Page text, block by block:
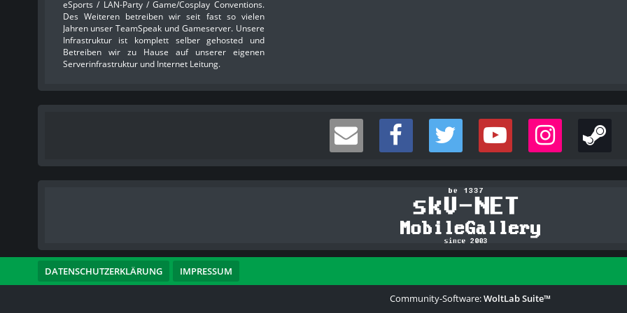
eSports / LAN-Party / Game/Cosplay Conventions.
Des Weiteren betreiben wir seit fast so vielen
Jahren unser TeamSpeak und Gameserver. Unsere
Infrastruktur ist komplett selber gehosted und
Betreiben wir zu Hause auf unserer eigenen
Serverinfrastruktur und Internet Leitung.
DATENSCHUTZERKLÄRUNG IMPRESSUM
Community-Software:WoltLab Suite™